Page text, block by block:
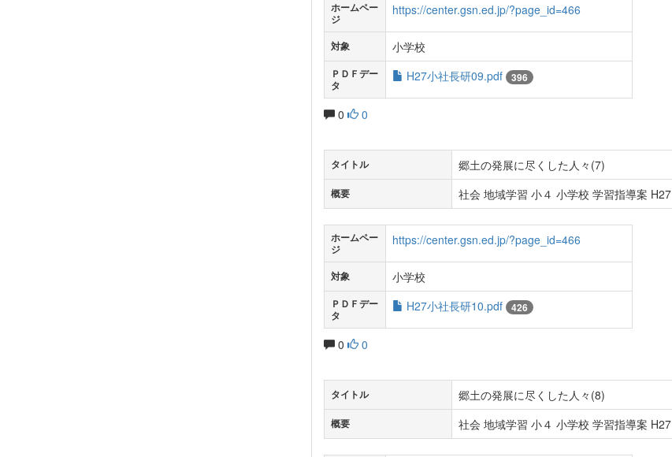
ホームペー
ジ
https://center.gsn.ed.jp/?page_id=466
対象 小学校
ＰＤＦデー
タ
H27小社長研09.pdf 396
0 0
タイトル 郷土の発展に尽くした人々(7)
概要 社会 地域学習 小４ 小学校 学習指導案 H27
ホームペー
ジ
https://center.gsn.ed.jp/?page_id=466
対象 小学校
ＰＤＦデー
タ
H27小社長研10.pdf 426
0 0
タイトル 郷土の発展に尽くした人々(8)
概要 社会 地域学習 小４ 小学校 学習指導案 H27